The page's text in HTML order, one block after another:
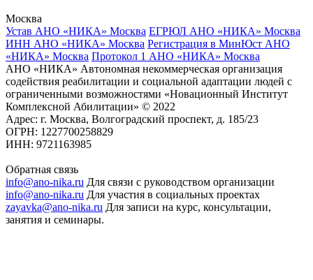
Москва
Устав АНО «НИКА» Москва ЕГРЮЛ АНО «НИКА» Москва
ИНН АНО «НИКА» Москва Регистрация в МинЮст АНО
«НИКА» Москва Протокол 1 АНО «НИКА» Москва
АНО «НИКА» Автономная некоммерческая организация
содействия реабилитации и социальной адаптации людей с
ограниченными возможностями «Новационный Институт
Комплексной Абилитации» © 2022
Адрес: г. Москва, Волгоградский проспект, д. 185/23
ОГРН: 1227700258829
ИНН: 9721163985
Обратная связь
info@ano-nika.ru Для связи с руководством организации
info@ano-nika.ru Для участия в социальных проектах
zayavka@ano-nika.ru Для записи на курс, консультации,
занятия и семинары.